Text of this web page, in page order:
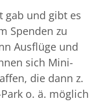
gab und gibt es
Spenden zu
Ausflüge und
sich Mini-
die dann z.
o. ä. möglich